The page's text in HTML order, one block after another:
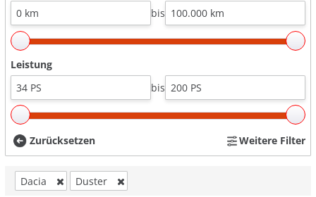
bis
Leistung
bis
Zurücksetzen Weitere Filter
Dacia Duster